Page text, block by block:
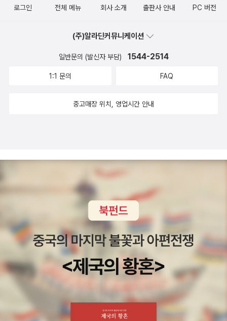
스물아홉 살이 되어서야 구출될 수 있었다. 18년간의 성노예 생
은 바로 시간이다. 그 어떤 것도 시간의 가치를 대신 할 수 없다는
것을 인생을 조금이라도 살아 본 사람은 안다. 송두리째 빼앗긴
의 본격수집에세이. 기억하는 가장 어린 시절부터 무언가를 모아
어른이 된 것을 기뻐하며 열심히 일하는 철없는 만화가 이우일.
엇이든 모았던 기억을 다들 가지고 있지 않을까? 심지어 라면 봉
지까지 모으던 나의 동생은 지금은 무엇이든 가장 잘 버리는 사람
이 되어 버렸다. 이우일씨의 콜렉션에는 어떤 것들이 있을까? 나
는 또 무엇을 수집하고 있을까? 5. 있는 그대로, 지금 이대로 재
일교포 3세로 오사카에서 태어나, 일찌감치 요리사가 되겠다는
꿈을 향해 걸어온 강가자. 그녀가 일본에서 멕시코까지, 식탁 위
를 걸으며 만난 잊을 수 없는 이야기들을 책으로 엮었다. 저자가
여행하는 법은 독특하다. 그녀는 어떤 나라에 가건 시장부터 찾아
가 먹을거리들을 살펴보고, 식탁 위에 올라온 음식을 하나하나 음
미하며 처음 만난 사람들과 친구가 된다. 때로는 다른 나라를 마
구 돌아다니는 나를 상상한다. 그러나 금세 나이들고 지친 몸을
주름을 가진 할머니 되기'일 정도로 나이듦에 대한 두려움이 없는
이 크지 않았나 싶다. (여담이지만 지금 엄마의 목표는 하루빨리
백발이 되는 것이다. 백발이 너무 멋있으시단다.) 바로 어제인가,
어떤 연예인이 23살 어린 여자와 결혼했다는 기사를 읽었다. 아
이징을 하기엔 에이징에 따르는 장점이 젊음보다도 매력적이다.
러워하지만 그들에게도 분명 똑같이 20대의 10년이 있었다. 그
것으론 만족할 수 없는 걸까?정신과 육체는 서로 반비례인 것 같
다. 육체가 아름다울 땐(상대적인 표현이다. 난나이에 상관없이
모든 자연스러운 모습이 아름답다고 생각한다)정신이 성숙하지
못하고, 반대로 육체가 쇠락할 땐 정신이 더욱 풍요로워진다.나이
가 든다고 해서 아름다움이 사라지는 것은 아니다.3. 도둑맞은 인
생아, 이 책은 정말 신간도서에 뽑히지 않더라도 꼭 한 번 읽어보
라고 추천하고픈 책이다. 나는 이 책을 원서로 먼저 읽으면서 몸
서리를 치고 눈물을 흘리고 책을 덮는 순간까지도 먹먹한 여운을
지우지 못했다. 한 소녀가 인생을 통째로 도둑맞고, 이미 너무나
긴 시간이 흐른 뒤에야 삶을 돌려받는, 소설이라면 어쨌든 해피엔
로그인 전체 메뉴 회사 소개 출판사 안내 PC 버전
(주)알라딘커뮤니케이션
일반문의 (발신자 부담) 1544-2514
1:1 문의 FAQ
중고매장 위치, 영업시간 안내